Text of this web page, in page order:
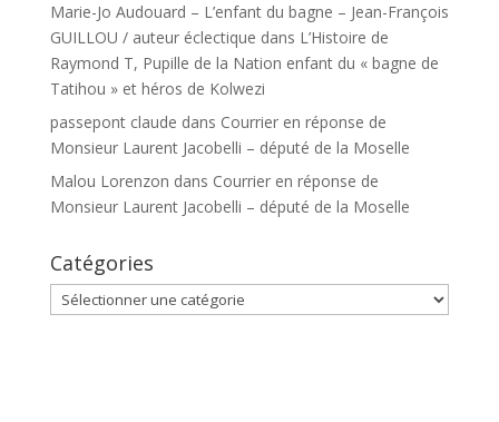
Marie-Jo Audouard – L’enfant du bagne – Jean-François
GUILLOU / auteur éclectique dans L’Histoire de
Raymond T, Pupille de la Nation enfant du « bagne de
Tatihou » et héros de Kolwezi
passepont claude dans Courrier en réponse de
Monsieur Laurent Jacobelli – député de la Moselle
Malou Lorenzon dans Courrier en réponse de
Monsieur Laurent Jacobelli – député de la Moselle
Catégories
Catégories